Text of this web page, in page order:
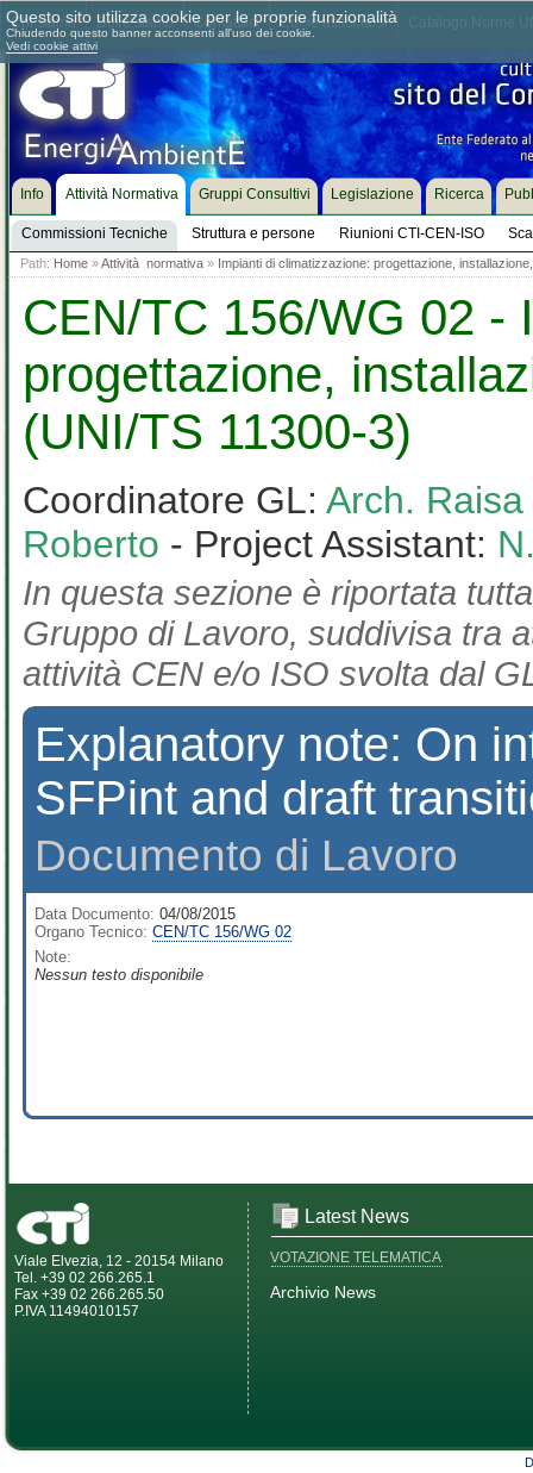
Chi siamo Dove siamo Contattaci Come associarsi
Info Attività Normativa
Commissioni Tecniche Struttura e persone Riunioni CTI-CEN-ISO
Gruppi Consultivi Legislazione Ricerca
Path: Home »Attività normativa » Impianti di climatizzazione: progettazione,
CEN/TC 156/WG 02 -
progettazione,
(UNI/TS 11300-3)
Coordinatore GL: Arch.
Roberto - Project Assistant:
In questa sezione è riportata
Gruppo di Lavoro, suddivisa tra
attività CEN e/o ISO svolta dal
Explanatory note: On
SFPint and draft
Documento di Lavoro
Data Documento: 04/08/2015
Organo Tecnico: CEN/TC 156/WG 02
Note:
Nessun testo disponibile
Viale Elvezia, 12 - 20154 Milano
Tel. +39 02 266.265.1
Fax +39 02 266.265.50
P.IVA 11494010157
Latest News
VOTAZIONE TELEMATICA
Archivio News
Questo sito utilizza cookie per le proprie funzionalità
Chiudendo questo banner acconsenti all'uso dei cookie.
Vedi cookie attivi